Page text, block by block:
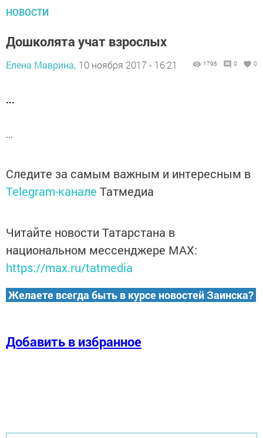
НОВОСТИ
Дошколята учат взрослых
Елена Маврина, 10 ноября 2017 - 16:21 1796 0 0
...
...
Следите за самым важным и интересным в
Telegram-канале Татмедиа
Читайте новости Татарстана в
национальном мессенджере MАХ:
https://max.ru/tatmedia
Желаете всегда быть в курсе новостей Заинска?
Добавить в избранное